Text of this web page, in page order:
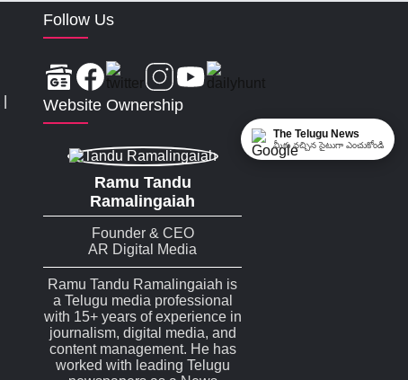
Follow Us
Website Ownership
Ramu Tandu
Ramalingaiah
Founder & CEO
AR Digital Media
Ramu Tandu Ramalingaiah is
a Telugu media professional
with 15+ years of experience in
journalism, digital media, and
content management. He has
worked with leading Telugu
The Telugu News
మీకు నచ్చిన సైటుగా ఎంచుకోండి